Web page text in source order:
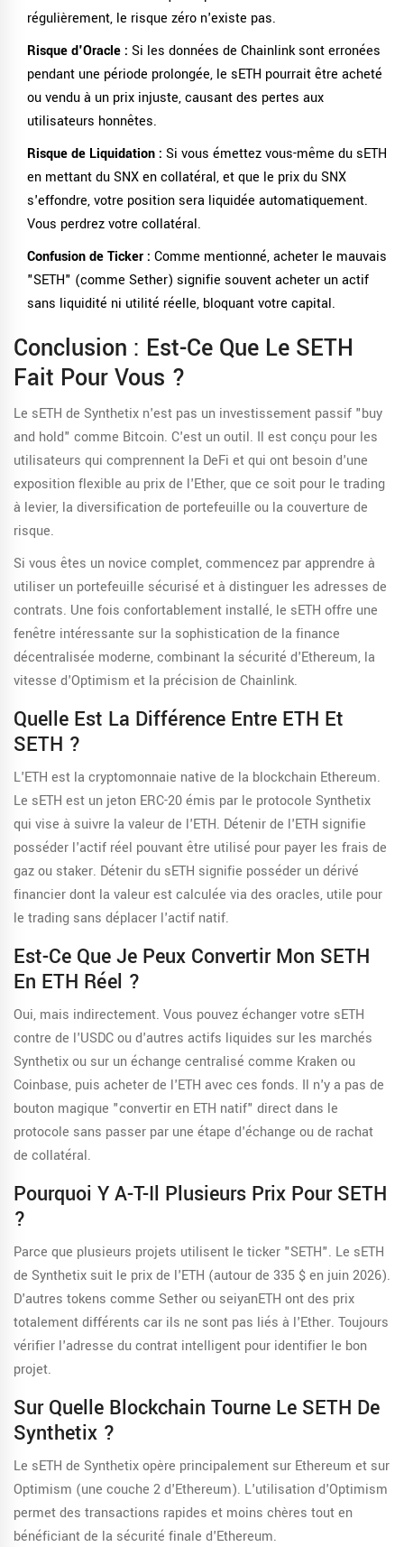
régulièrement, le risque zéro n'existe pas.
Risque d'Oracle : Si les données de Chainlink sont erronées
pendant une période prolongée, le sETH pourrait être acheté
ou vendu à un prix injuste, causant des pertes aux
utilisateurs honnêtes.
Risque de Liquidation : Si vous émettez vous-même du sETH
en mettant du SNX en collatéral, et que le prix du SNX
s'effondre, votre position sera liquidée automatiquement.
Vous perdrez votre collatéral.
Confusion de Ticker : Comme mentionné, acheter le mauvais
"SETH" (comme Sether) signifie souvent acheter un actif
sans liquidité ni utilité réelle, bloquant votre capital.
Conclusion : Est-Ce Que Le SETH
Fait Pour Vous ?
Le sETH de Synthetix n'est pas un investissement passif "buy
and hold" comme Bitcoin. C'est un outil. Il est conçu pour les
utilisateurs qui comprennent la DeFi et qui ont besoin d'une
exposition flexible au prix de l'Ether, que ce soit pour le trading
à levier, la diversification de portefeuille ou la couverture de
risque.
Si vous êtes un novice complet, commencez par apprendre à
utiliser un portefeuille sécurisé et à distinguer les adresses de
contrats. Une fois confortablement installé, le sETH offre une
fenêtre intéressante sur la sophistication de la finance
décentralisée moderne, combinant la sécurité d'Ethereum, la
vitesse d'Optimism et la précision de Chainlink.
Quelle Est La Différence Entre ETH Et
SETH ?
L'ETH est la cryptomonnaie native de la blockchain Ethereum.
Le sETH est un jeton ERC-20 émis par le protocole Synthetix
qui vise à suivre la valeur de l'ETH. Détenir de l'ETH signifie
posséder l'actif réel pouvant être utilisé pour payer les frais de
gaz ou staker. Détenir du sETH signifie posséder un dérivé
financier dont la valeur est calculée via des oracles, utile pour
le trading sans déplacer l'actif natif.
Est-Ce Que Je Peux Convertir Mon SETH
En ETH Réel ?
Oui, mais indirectement. Vous pouvez échanger votre sETH
contre de l'USDC ou d'autres actifs liquides sur les marchés
Synthetix ou sur un échange centralisé comme Kraken ou
Coinbase, puis acheter de l'ETH avec ces fonds. Il n'y a pas de
bouton magique "convertir en ETH natif" direct dans le
protocole sans passer par une étape d'échange ou de rachat
de collatéral.
Pourquoi Y A-T-Il Plusieurs Prix Pour SETH
?
Parce que plusieurs projets utilisent le ticker "SETH". Le sETH
de Synthetix suit le prix de l'ETH (autour de 335 $ en juin 2026).
D'autres tokens comme Sether ou seiyanETH ont des prix
totalement différents car ils ne sont pas liés à l'Ether. Toujours
vérifier l'adresse du contrat intelligent pour identifier le bon
projet.
Sur Quelle Blockchain Tourne Le SETH De
Synthetix ?
Le sETH de Synthetix opère principalement sur Ethereum et sur
Optimism (une couche 2 d'Ethereum). L'utilisation d'Optimism
permet des transactions rapides et moins chères tout en
bénéficiant de la sécurité finale d'Ethereum.